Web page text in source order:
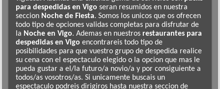
para despedidas en Vigo seran resumidos en nuestra
seccion Noche de Fiesta. Somos los unicos que os ofrecen
todo tipo de opciones validas completas para disfrutar de
la Noche en Vigo. Ademas en nuestrosrestaurantes para
despedidas en Vigo encontrareis todo tipo de
posibilidades para que vuestro grupo de despedida realice
su cena con el espectaculo elegido o la opcion que mas le
pueda gustar a el/la futuro/a novio/a y por consiguiente a
todos/as vosotros/as. Si unicamente buscais un
espectaculo podreis dirigiros hasta nuestra seccion de